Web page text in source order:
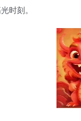
时刻。